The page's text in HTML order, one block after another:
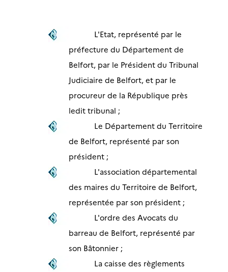
L'Etat, représenté par le
préfecture du Département de
Belfort, par le Président du Tribunal
Judiciaire de Belfort, et par le
procureur de la République près
ledit tribunal ;
Le Département du Territoire
de Belfort, représenté par son
président ;
L'association départemental
des maires du Territoire de Belfort,
représentée par son président ;
L'ordre des Avocats du
barreau de Belfort, représenté par
son Bâtonnier ;
La caisse des règlements